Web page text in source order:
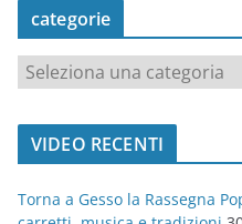
categorie
t
o
VIDEO RECENTI
Torna a Gesso la Rassegna